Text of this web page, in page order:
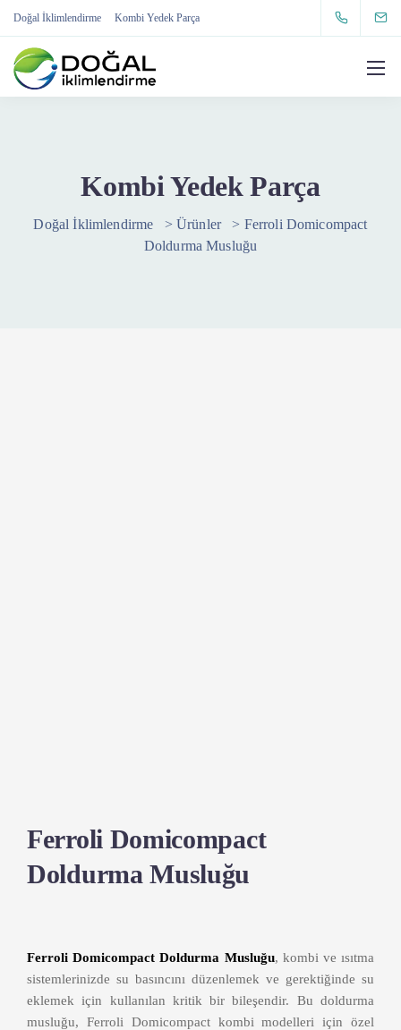
Doğal İklimlendirme Kombi Yedek Parça
Kombi Yedek Parça
Doğal İklimlendirme > Ürünler > Ferroli Domicompact
Doldurma Musluğu
Ferroli Domicompact
Doldurma Musluğu
Ferroli Domicompact Doldurma Musluğu, kombi ve ısıtma
sistemlerinizde su basıncını düzenlemek ve gerektiğinde su
eklemek için kullanılan kritik bir bileşendir. Bu doldurma
musluğu, Ferroli Domicompact kombi modelleri için özel